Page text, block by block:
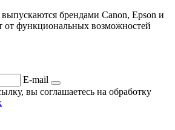
брендами Canon, Epson и
от функциональных возможностей
E-mail
вы соглашаетесь на обработку